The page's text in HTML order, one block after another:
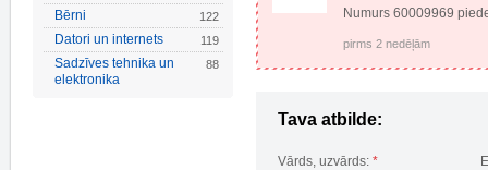
Bērni 122
Datori un internets 119
Sadzīves tehnika un
elektronika
88
Numurs 60009969
pirms 2 nedēļām
Tava atbilde:
Vārds, uzvārds: *